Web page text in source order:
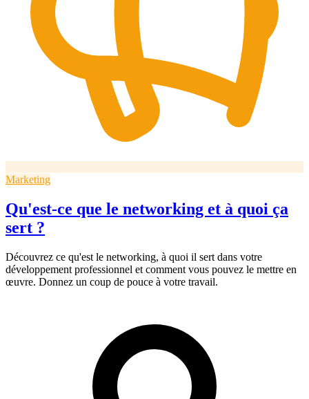
Marketing
Qu'est-ce que le networking et à quoi ça
sert ?
Découvrez ce qu'est le networking, à quoi il sert dans votre
développement professionnel et comment vous pouvez le mettre en
œuvre. Donnez un coup de pouce à votre travail.